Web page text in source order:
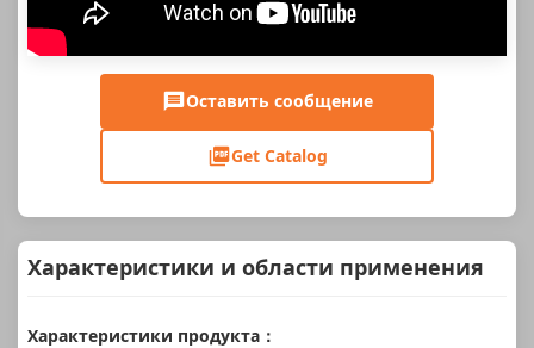
Оставить сообщение
Get Catalog
Характеристики и области применения
Характеристики продукта：